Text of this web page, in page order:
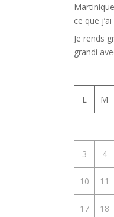
ce que
Je rends
grandi
L M
3 4
10 11
17 18